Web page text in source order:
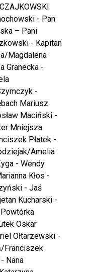
- Pan
– Pani
- Kapitan
Magdalena
Granecka -
-
Mariusz
Maciński -
Mniejsza
Płatek -
Amelia
- Wendy
Kłos -
- Jaś
Kucharski -
Oskar
Ołtarzewski -
Franciszek
Nana